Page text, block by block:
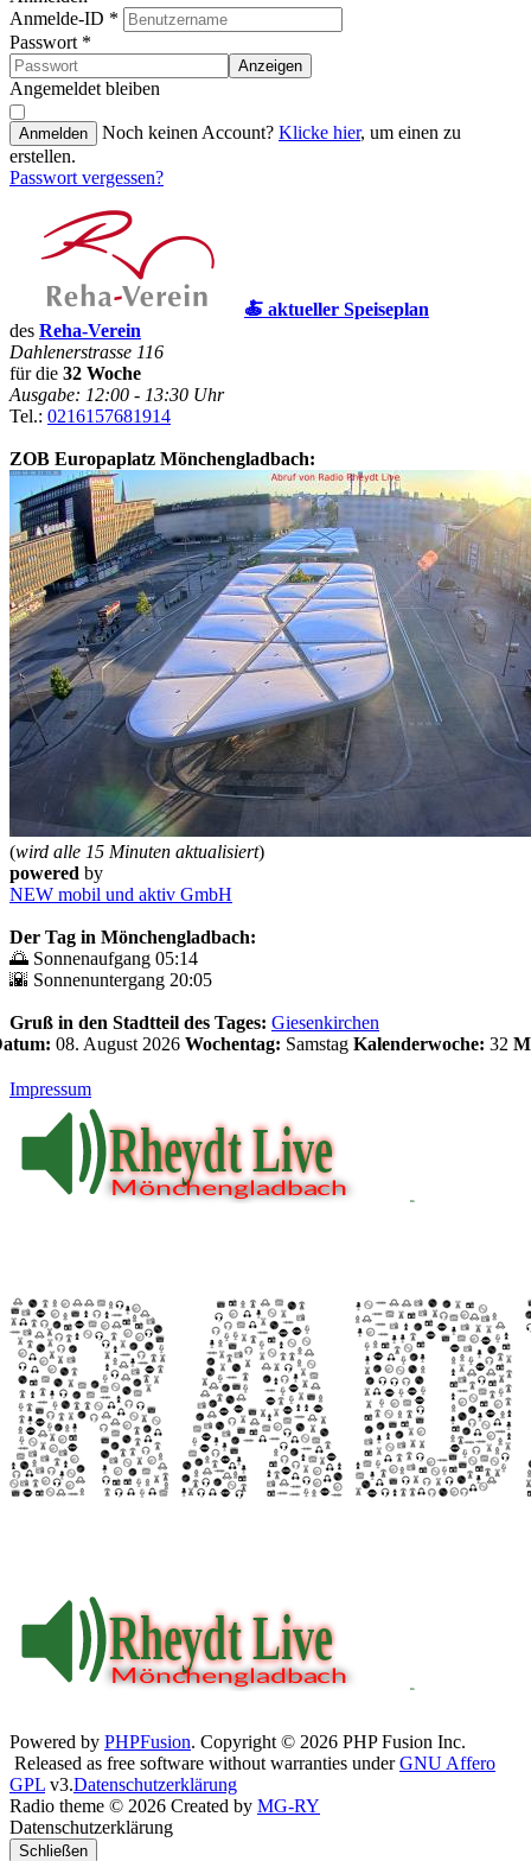
Anmelde-ID *
Passwort *
Anzeigen
Angemeldet bleiben
Anmelden Noch keinen Account? Klicke hier, um einen zu
erstellen.
Passwort vergessen?
🍝 aktueller Speiseplan
des Reha-Verein
Dahlenerstrasse 116
für die 32 Woche
Ausgabe: 12:00 - 13:30 Uhr
Tel.: 0216157681914
ZOB Europaplatz Mönchengladbach:
(wird alle 15 Minuten aktualisiert)
powered by
NEW mobil und aktiv GmbH
Der Tag in Mönchengladbach:
🌅 Sonnenaufgang 05:14
🌇 Sonnenuntergang 20:05
Gruß in den Stadtteil des Tages: Giesenkirchen
08. August 2026 Wochentag: Samstag Kalenderwoche: 32
Impressum
Powered by PHPFusion. Copyright © 2026 PHP Fusion Inc.
Released as free software without warranties underGNU Affero
GPL v3.Datenschutzerklärung
Radio theme © 2026 Created by MG-RY
Datenschutzerklärung
Schließen